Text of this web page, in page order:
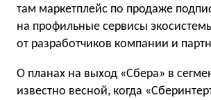
там маркетплейс по продаже
на профильные сервисы
от разработчиков компании и
О планах на выход «Сбера» в
известно весной, когда